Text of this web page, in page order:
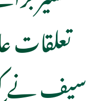
تعلقات